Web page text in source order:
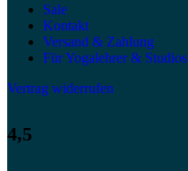
Sale
Kontakt
Versand & Zahlung
Für Yogalehrer & Studios
Vertrag widerrufen
4,5